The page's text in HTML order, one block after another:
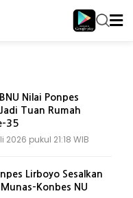
Nilai Ponpes
Tuan Rumah
35
2026 pukul 21:18 WIB
Lirboyo Sesalkan
Konbes NU